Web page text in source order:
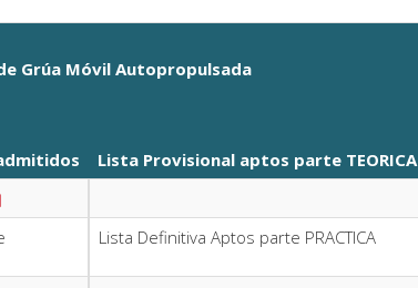
Grúa Móvil Autopropulsada
Lista Provisional aptos parte TEORICA
Lista Definitiva Aptos parte PRACTICA